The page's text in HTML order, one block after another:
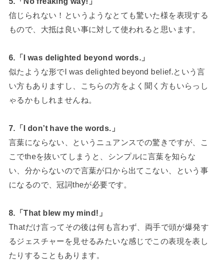
信じられない！というようなとても驚いた様を表現する
もので、大抵は良い事に対して使われると思います。
6.「I was delighted beyond words.」
似たような形でI was delighted beyond belief.という言
い方もありますし、こちらの方をよく聞く方もいらっし
ゃるかもしれませんね。
7.「I don’t have the words.」
言葉にならない、というニュアンスでの驚きですが、こ
こでtheを抜いてしまうと、シンプルに言葉を知らな
い、分からないので言葉が口から出てこない、という事
になるので、冠詞theが必要です。
8.「That blew my mind!」
Thatだけ言ってその後は何も言わず、両手で頭が爆発す
るジェスチャーを見せるみたいな感じでこの表現を表し
たりすることもあります。